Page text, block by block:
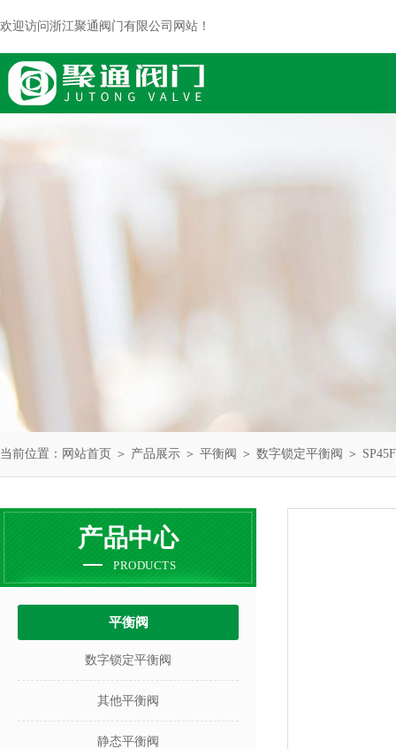
欢迎访问浙江聚通阀门有限公司网站！
当前位置： 网站首页 ＞ 产品展示 ＞ 平衡阀 ＞ 数字锁定平衡阀 ＞
产品中心
PRODUCTS
平衡阀
数字锁定平衡阀
其他平衡阀
静态平衡阀